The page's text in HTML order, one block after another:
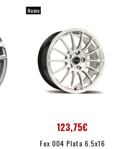
Nuevo
123,75€
Fox 004 Plata 6.5x16